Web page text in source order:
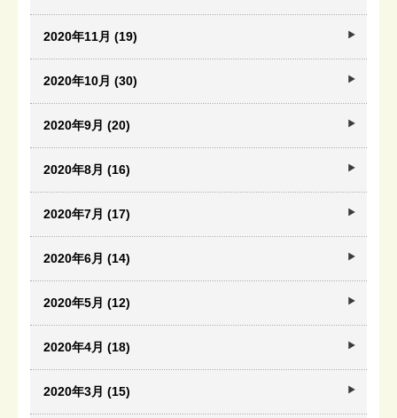
2020年11月 (19)
2020年10月 (30)
2020年9月 (20)
2020年8月 (16)
2020年7月 (17)
2020年6月 (14)
2020年5月 (12)
2020年4月 (18)
2020年3月 (15)